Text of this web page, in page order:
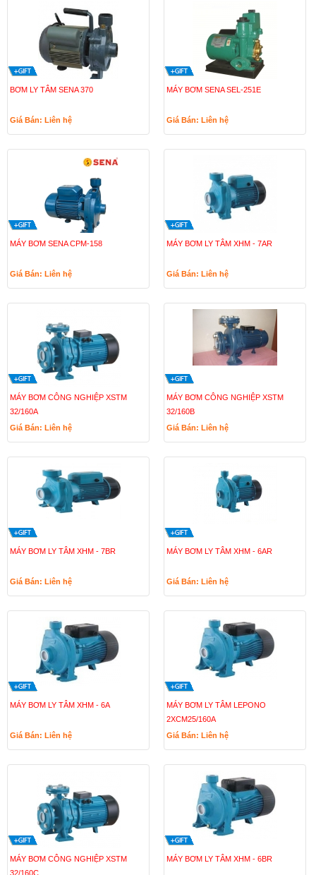
BƠM LY TÂM SENA 370
Giá Bán: Liên hệ
MÁY BƠM SENA SEL-251E
Giá Bán: Liên hệ
MÁY BƠM SENA CPM-158
Giá Bán: Liên hệ
MÁY BƠM LY TÂM XHM - 7AR
Giá Bán: Liên hệ
MÁY BƠM CÔNG NGHIỆP XSTM
32/160A
Giá Bán: Liên hệ
MÁY BƠM CÔNG NGHIỆP XSTM
32/160B
Giá Bán: Liên hệ
MÁY BƠM LY TÂM XHM - 7BR
Giá Bán: Liên hệ
MÁY BƠM LY TÂM XHM - 6AR
Giá Bán: Liên hệ
MÁY BƠM LY TÂM XHM - 6A
Giá Bán: Liên hệ
MÁY BƠM LY TÂM LEPONO
2XCM25/160A
Giá Bán: Liên hệ
MÁY BƠM CÔNG NGHIỆP XSTM
32/160C
MÁY BƠM LY TÂM XHM - 6BR